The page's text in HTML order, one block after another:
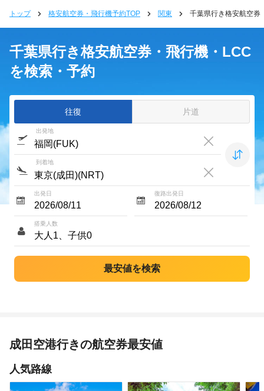
トップ 格安航空券・飛行機予約TOP 関東 千葉県行き格安航空券
千葉県行き格安航空券・飛行機・LCC
を検索・予約
往復 片道
出発地
到着地
出発日 復路出発日
搭乗人数
成田空港行きの航空券最安値
人気路線